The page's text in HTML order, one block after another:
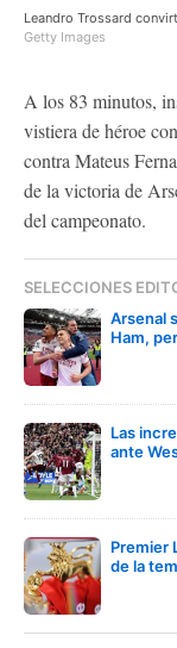
Leandro Trossard
Getty Images
A los 83 minutos,
vistiera de héroe
contra Mateus
de la victoria de
del campeonato.
SELECCIONES
Arsenal
Ham,
Las
ante
Premier
de la